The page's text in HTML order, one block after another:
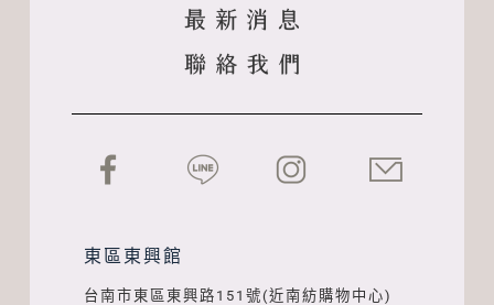
東區東興館
台南市東區東興路151號(近南紡購物中心)